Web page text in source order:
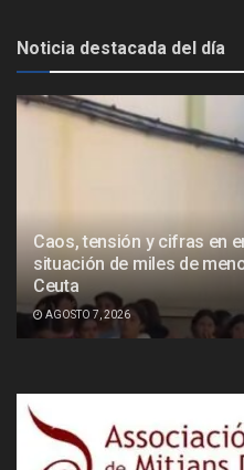
Noticia destacada del día
Caos, tensión y cifras en
situación de miles de
Ceuta
AGOSTO 7, 2026